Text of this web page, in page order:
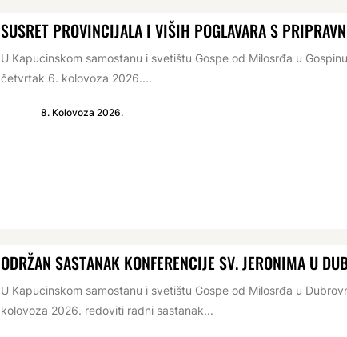
SUSRET PROVINCIJALA I VIŠIH POGLAVARA S
U Kapucinskom samostanu i svetištu Gospe od Milosrđa u
četvrtak 6. kolovoza 2026....
8. Kolovoza 2026.
ODRŽAN SASTANAK KONFERENCIJE SV. JERONIMA U
U Kapucinskom samostanu i svetištu Gospe od Milosrđa u
kolovoza 2026. redoviti radni sastanak...